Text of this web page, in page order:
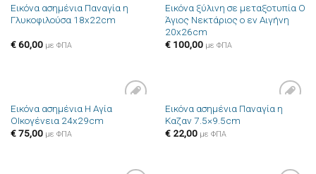
Πρόσθήκη
στην λίστα
Εικόνα ασημένια Παναγία η
Γλυκοφιλούσα 18x22cm
€60,00 με ΦΠΑ
Πρόσθήκη
στην λίστα
Εικόνα ξύλινη σε μεταξοτυπία Ο
Άγιος Νεκτάριος ο εν Αιγήνη
20x26cm
€100,00 με ΦΠΑ
Πρόσθήκη
Εικόνα ασημένια Η Αγία
ΟΙκογένεια 24x29cm
€75,00 με ΦΠΑ
Πρόσθήκη
Εικόνα ασημένια Παναγία η
Καζαν 7.5×9.5cm
€22,00 με ΦΠΑ